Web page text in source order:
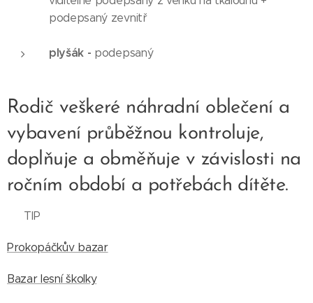
podepsaný zevnitř
plyšák - podepsaný
Rodič veškeré náhradní oblečení a
vybavení průběžnou kontroluje,
doplňuje a obměňuje v závislosti na
ročním období a potřebách dítěte.
➡️ TIP
Prokopáčkův bazar
Bazar lesní školky